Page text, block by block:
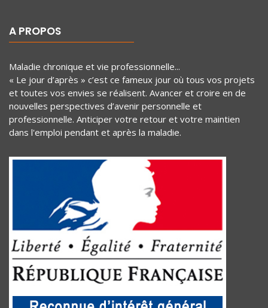
A PROPOS
Maladie chronique et vie professionnelle...
« Le jour d’après » c’est ce fameux jour où tous vos projets
et toutes vos envies se réalisent. Avancer et croire en de
nouvelles perspectives d’avenir personnelle et
professionnelle. Anticiper votre retour et votre maintien
dans l'emploi pendant et après la maladie.